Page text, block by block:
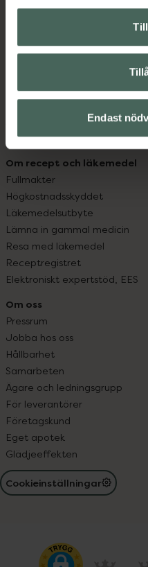
Endast
Handla tryggt
Leverans, betalning och retur
Kundklubb
Sajtens tillgänglighet
Köpvillkor
Om recept och läkemedel
Fullmakter
Högkostnadsskyddet
Läkemedelsutbyte
Lämna in gammal medicin
Resa med läkemedel
Receptregistret
Elektroniskt expertstöd, EES
Om oss
Pressrum
Jobba hos oss
Hållbarhet
Samarbeten
Ägare och ledningsgrupp
För leverantörer
Företagskund
Eget apotek
Glädjeeffekten
Cookieinställningar